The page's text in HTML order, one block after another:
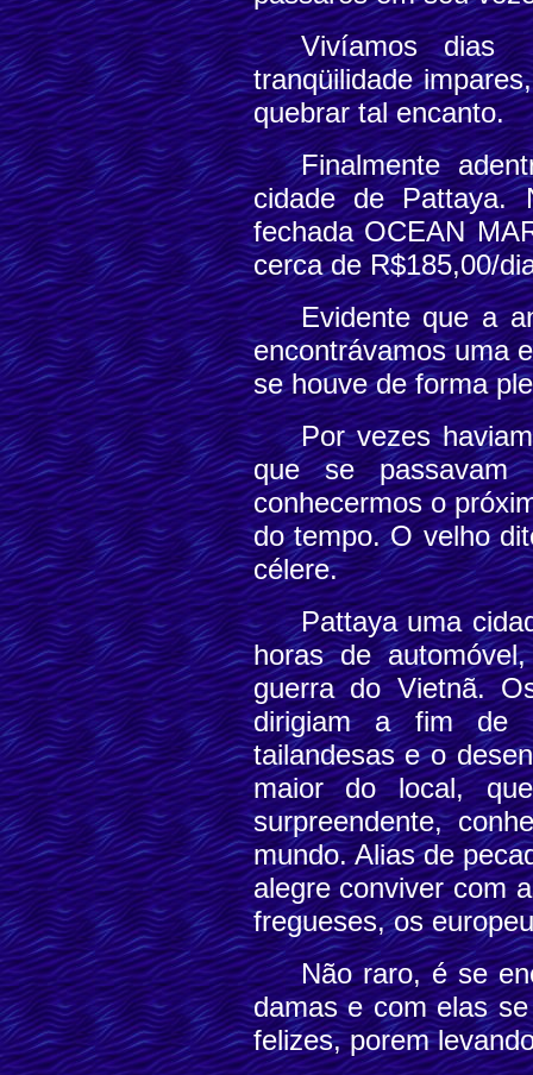
Vivíamos dias
tranqüilidade
quebrar tal encanto.
Finalmente
cidade de Pattaya.
fechada OCEAN
cerca de R$185,00/
Evidente que a
encontrávamos uma
se houve de forma
Por vezes
que se passavam
conhecermos o
do tempo. O velho
célere.
Pattaya uma
horas de
guerra do Vietnã.
dirigiam a fim de
tailandesas e o
maior do local,
surpreendente,
mundo. Alias de
alegre conviver com
fregueses, os
Não raro, é se
damas e com elas
felizes, porem